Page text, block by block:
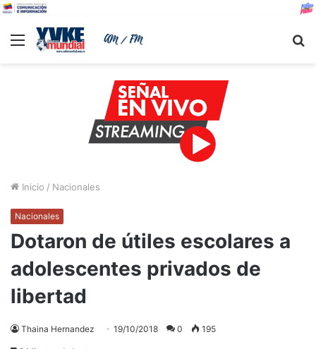
Menu
Inicio / Nacionales
Nacionales
Dotaron de útiles escolares a
adolescentes privados de
libertad
Thaina Hernandez 19/10/2018 0 195